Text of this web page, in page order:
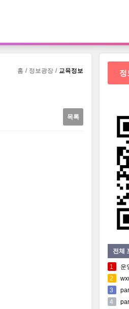
홈 정보광장 교육정보
목록
홈 정보광장 교육정보 정
전체
1 운
2
3
4